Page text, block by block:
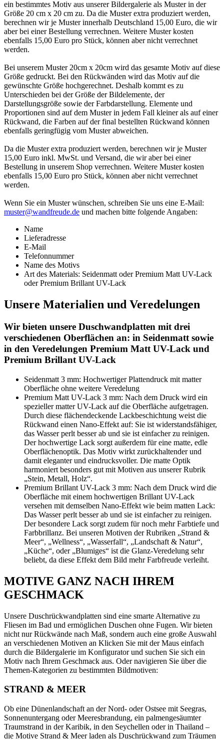
ein bestimmtes Motiv aus unserer Bildergalerie als Muster in der
Größe 20 cm x 20 cm zu. Da die Muster extra produziert werden,
berechnen wir je Muster innerhalb Deutschland 15,00 Euro, die wir
aber bei einer Bestellung verrechnen. Weitere Muster kosten
ebenfalls 15,00 Euro pro Stück, können aber nicht verrechnet
werden.
Bei unserem Muster 20cm x 20cm wird das gesamte Motiv auf diese
Größe gedruckt. Bei den Rückwänden wird das Motiv auf die
gewünschte Größe hochgerechnet. Deshalb kommt es zu
Unterschieden bei der Größe der Bildelemente, der
Darstellungsgröße sowie der Farbdarstellung. Elemente und
Proportionen sind auf dem Muster in jedem Fall kleiner als auf einer
Rückwand, die Farben auf der final bestellten Rückwand können
ebenfalls geringfügig vom Muster abweichen.
Da die Muster extra produziert werden, berechnen wir je Muster
15,00 Euro inkl. MwSt. und Versand, die wir aber bei einer
Bestellung in unserem Shop verrechnen. Weitere Muster kosten
ebenfalls 15,00 Euro pro Stück, können aber nicht verrechnet
werden.
Wenn Sie ein Muster wünschen, schreiben Sie uns eine E-Mail:
muster@wandfreude.de und machen bitte folgende Angaben:
Name
Lieferadresse
E-Mail
Telefonnummer
Name des Motivs
Art des Materials: Seidenmatt oder Premium Matt UV-Lack
oder Premium Brillant UV-Lack
Unsere Materialien und Veredelungen
Wir bieten unsere Duschwandplatten mit drei
verschiedenen Oberflächen an: in Seidenmatt sowie
in den Veredelungen Premium Matt UV-Lack und
Premium Brillant UV-Lack
Seidenmatt 3 mm: Hochwertiger Plattendruck mit matter
Oberfläche ohne weitere Veredelung
Premium Matt UV-Lack 3 mm: Nach dem Druck wird ein
spezieller matter UV-Lack auf die Oberfläche aufgetragen.
Durch diese flächendeckende Lackbeschichtung weist die
Rückwand einen Nano-Effekt auf: Sie ist widerstandsfähiger,
das Wasser perlt besser ab und sie ist einfacher zu reinigen.
Der hochwertige Lack sorgt außerdem für eine matte, edle
Oberflächenoptik. Das Motiv wirkt zurückhaltender und
damit eleganter und eindrucksvoller. Die matte Optik
harmoniert besonders gut mit Motiven aus unserer Rubrik
„Stein, Metall, Holz“.
Premium Brillant UV-Lack 3 mm: Nach dem Druck wird die
Oberfläche mit einem hochwertigen Brillant UV-Lack
versehen mit demselben Nano-Effekt wie beim matten Lack:
Das Wasser perlt besser ab und sie ist einfacher zu reinigen.
Der besondere Lack sorgt zudem für noch mehr Farbtiefe und
Farbbrillanz. Bei unseren Motiven der Rubriken „Strand &
Meer“, „Wellness“, „Wasserfall“, „Landschaft & Natur“,
„Küche“, oder „Blumiges“ ist die Glanz-Veredelung sehr
beliebt, da diese Effekt dem Bild mehr Farbfreude verleiht.
MOTIVE GANZ NACH IHREM
GESCHMACK
Unsere Duschrückwandplatten sind eine smarte Alternative zu
Fliesen im Bad und ermöglichen Duschen ohne Fugen. Wir bieten
nicht nur Rückwände nach Maß, sondern auch eine große Auswahl
an verschiedenen Motiven an Klicken Sie mit der Maus einfach
durch die Bildergalerie im Konfigurator und suchen Sie sich ein
Motiv nach Ihrem Geschmack aus. Oder navigieren Sie über die
Themen-Kategorien zu bestimmten Bildmotiven:
STRAND & MEER
Ob eine Dünenlandschaft an der Nord- oder Ostsee mit Seegras,
Sonnenuntergang oder Meeresbrandung, ein palmengesäumter
Traumstrand in der Karibik, in den Seychellen oder in Thailand –
die Motive Strand & Meer laden als Duschrückwand zum Träumen